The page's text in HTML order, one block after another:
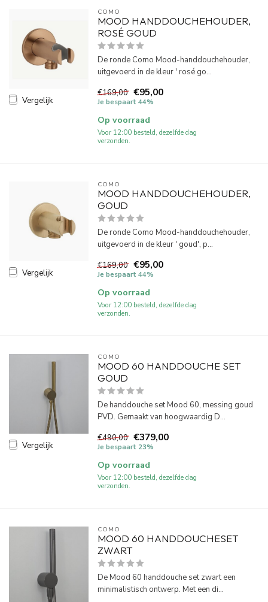
Vergelijk
COMO
MOOD HANDDOUCHEHOUDER,
ROSÉ GOUD
De ronde Como Mood-handdouchehouder,
uitgevoerd in de kleur ' rosé go...
€169,00 €95,00
Je bespaart 44%
Op voorraad
Voor 12:00 besteld, dezelfde dag
verzonden.
Vergelijk
COMO
MOOD HANDDOUCHEHOUDER,
GOUD
De ronde Como Mood-handdouchehouder,
uitgevoerd in de kleur ' goud', p...
€169,00 €95,00
Je bespaart 44%
Op voorraad
Voor 12:00 besteld, dezelfde dag
verzonden.
Vergelijk
COMO
MOOD 60 HANDDOUCHE SET
GOUD
De handdouche set Mood 60, messing goud
PVD. Gemaakt van hoogwaardig D...
€490,00 €379,00
Je bespaart 23%
Op voorraad
Voor 12:00 besteld, dezelfde dag
verzonden.
COMO
MOOD 60 HANDDOUCHESET
ZWART
De Mood 60 handdouche set zwart een
minimalistisch ontwerp. Met een di...